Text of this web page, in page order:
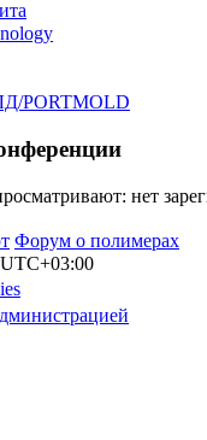
нет
Форум о полимерах
UTC+03:00